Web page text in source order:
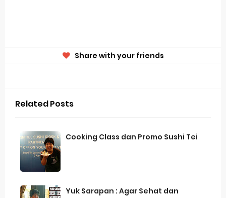
Share with your friends
Related Posts
Cooking Class dan Promo Sushi Tei
Yuk Sarapan : Agar Sehat dan